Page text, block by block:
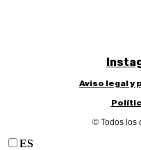
Aviso legal y
© Todos los
ES